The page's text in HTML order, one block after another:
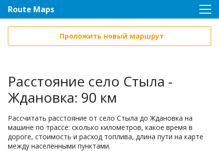
Route Maps
Проложить новый маршрут
Расстояние село Стыла -
Ждановка: 90 км
Рассчитать расстояние от село Стыла до Ждановка на
машине по трассе: сколько километров, какое время в
дороге, стоимость и расход топлива, длина пути на карте
между населенными пунктами.